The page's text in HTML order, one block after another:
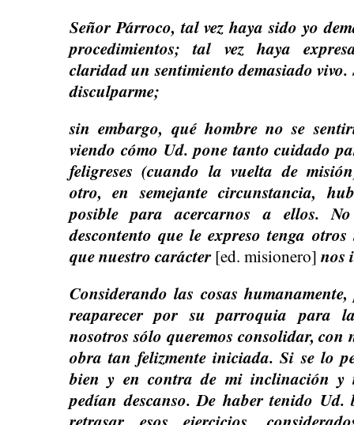
Señor Párroco, tal vez haya sido yo
procedimientos; tal vez haya
claridad un sentimiento demasiado vivo.
disculparme;
sin embargo, qué hombre no se
viendo cómo Ud. pone tanto cuidado
feligreses (cuando la vuelta de
otro, en semejante circunstancia,
posible para acercarnos a ellos.
descontento que le expreso tenga
que nuestro carácter[ed. misionero] nos
Considerando las cosas
reaparecer por su parroquia para
nosotros sólo queremos consolidar, con
obra tan felizmente iniciada. Si se lo
bien y en contra de mi inclinación y
pedían descanso. De haber tenido Ud.